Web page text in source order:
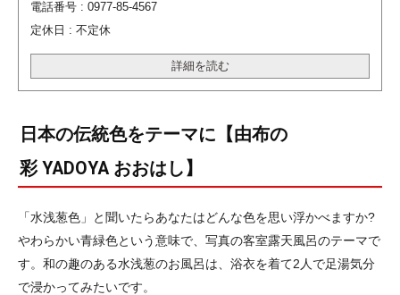
電話番号 : 0977-85-4567
定休日 : 不定休
詳細を読む
日本の伝統色をテーマに【由布の
彩 YADOYA おおはし】
「水浅葱色」と聞いたらあなたはどんな色を思い浮かべますか?
やわらかい青緑色という意味で、写真の客室露天風呂のテーマで
す。和の趣のある水浅葱のお風呂は、浴衣を着て2人で足湯気分
で浸かってみたいです。